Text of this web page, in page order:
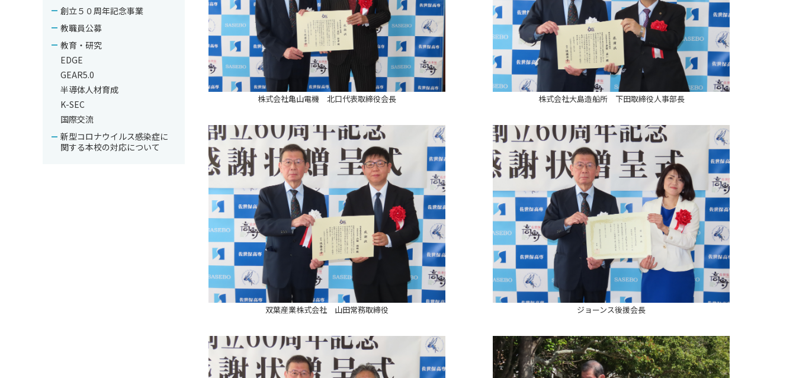
株式会社亀山電機 北口代表取締役会長 株式会社大島造船所 下田取締役人事部長
双葉産業株式会社 山田常務取締役 ジョーンス後援会長
創立５０周年記念事業
教職員公募
教育・研究
EDGE
GEAR5.0
半導体人材育成
K-SEC
国際交流
新型コロナウイルス感染症に
関する本校の対応について